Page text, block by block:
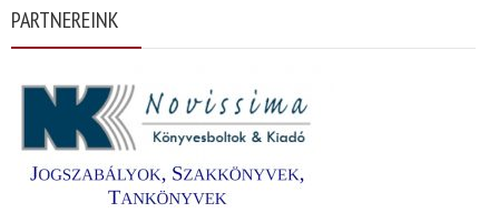
PARTNEREINK